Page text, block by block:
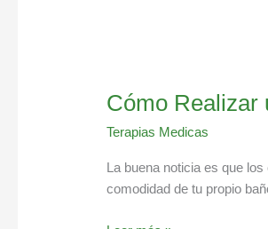
Cómo Realizar
Terapias Medicas
La buena noticia es que
comodidad de tu propio